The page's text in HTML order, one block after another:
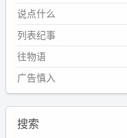
说点什么
列表纪事
往物语
广告慎入
搜索